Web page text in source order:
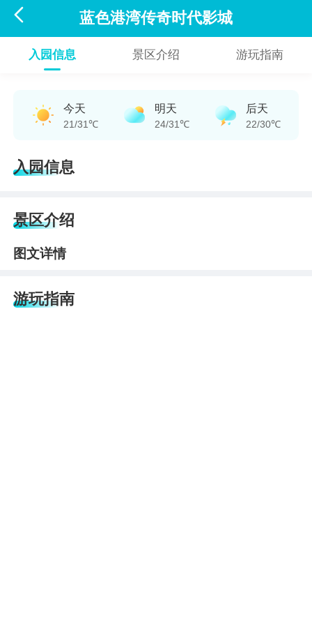
 蓝色港湾传奇时代影城
入园信息 景区介绍 游玩指南
今天
21/31℃
明天
24/31℃
后天
22/30℃
入园信息
景区介绍
图文详情
游玩指南